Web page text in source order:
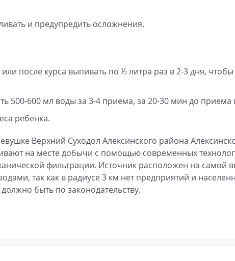
и предупредить осложнения.
после курса выпивать по ½ литра раз в 2-3 дня, чтобы
500-600 мл воды за 3-4 приема, за 20-30 мин до
ребенка.
Верхний Суходол Алексинского района
на месте добычи с помощью современных
фильтрации. Источник расположен на самой
так как в радиусе 3 км нет предприятий и
быть по законодательству.